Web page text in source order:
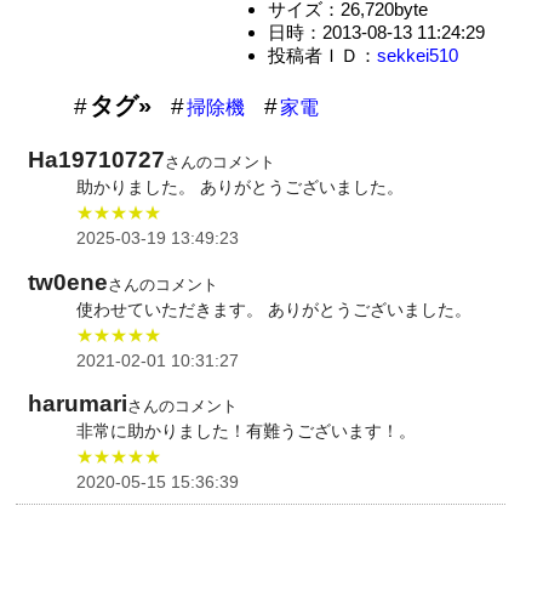
サイズ：26,720byte
日時：2013-08-13 11:24:29
投稿者ＩＤ： sekkei510
タグ» 掃除機 家電
Ha19710727さんのコメント
助かりました。 ありがとうございました。
★★★★★
2025-03-19 13:49:23
tw0eneさんのコメント
使わせていただきます。 ありがとうございました。
★★★★★
2021-02-01 10:31:27
harumariさんのコメント
非常に助かりました！有難うございます！。
★★★★★
2020-05-15 15:36:39